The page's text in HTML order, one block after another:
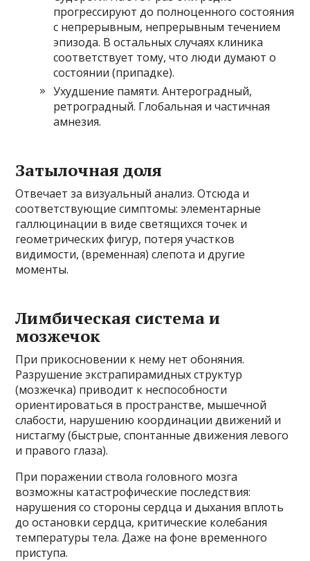
прогрессируют до полноценного состояния
с непрерывным, непрерывным течением
эпизода. В остальных случаях клиника
соответствует тому, что люди думают о
состоянии (припадке).
Ухудшение памяти. Антероградный,
ретроградный. Глобальная и частичная
амнезия.
Затылочная доля
Отвечает за визуальный анализ. Отсюда и
соответствующие симптомы: элементарные
галлюцинации в виде светящихся точек и
геометрических фигур, потеря участков
видимости, (временная) слепота и другие
моменты.
Лимбическая система и
мозжечок
При прикосновении к нему нет обоняния.
Разрушение экстрапирамидных структур
(мозжечка) приводит к неспособности
ориентироваться в пространстве, мышечной
слабости, нарушению координации движений и
нистагму (быстрые, спонтанные движения левого
и правого глаза).
При поражении ствола головного мозга
возможны катастрофические последствия:
нарушения со стороны сердца и дыхания вплоть
до остановки сердца, критические колебания
температуры тела. Даже на фоне временного
приступа.